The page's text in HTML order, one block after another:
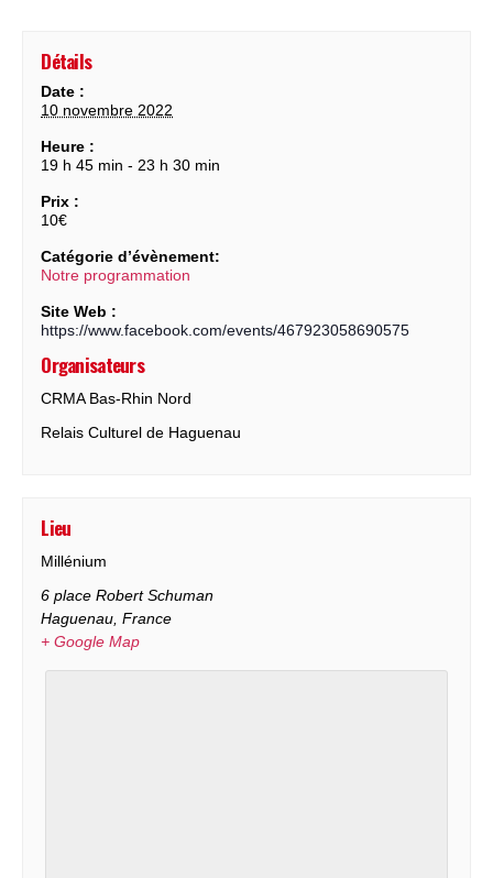
Détails
Date :
10 novembre 2022
Heure :
19 h 45 min - 23 h 30 min
Prix :
10€
Catégorie d’évènement:
Notre programmation
Site Web :
https://www.facebook.com/events/467923058690575
Organisateurs
CRMA Bas-Rhin Nord
Relais Culturel de Haguenau
Lieu
Millénium
6 place Robert Schuman
Haguenau France
+ Google Map